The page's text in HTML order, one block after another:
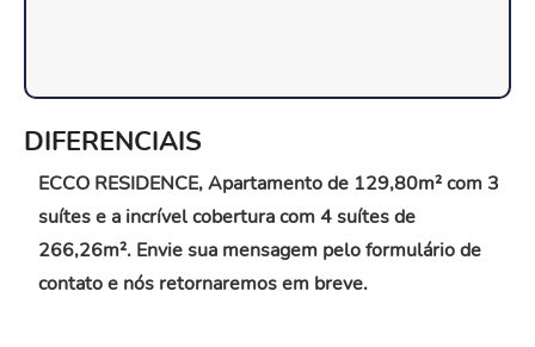
DIFERENCIAIS
ECCO RESIDENCE, Apartamento de 129,80m² com 3
suítes e a incrível cobertura com 4 suítes de
266,26m². Envie sua mensagem pelo formulário de
contato e nós retornaremos em breve.